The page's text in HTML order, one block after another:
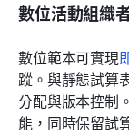
數位活動組織
數位範本可實現
蹤。與靜態試算
分配與版本控制
能，同時保留試